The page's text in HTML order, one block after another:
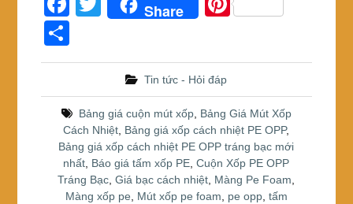
a
c
b
o
o
k
tt
Share
er
st
h
e
Tin tức - Hỏi đáp
Bảng giá cuộn mút xốp, Bảng Giá Mút Xốp
Cách Nhiệt, Bảng giá xốp cách nhiệt PE OPP,
Bảng giá xốp cách nhiệt PE OPP tráng bạc mới
nhất, Báo giá tấm xốp PE,Cuộn Xốp PE OPP
Tráng Bạc,Giá bạc cách nhiệt, Màng Pe Foam,
Màng xốp pe, Mút xốp pe foam, pe opp, tấm